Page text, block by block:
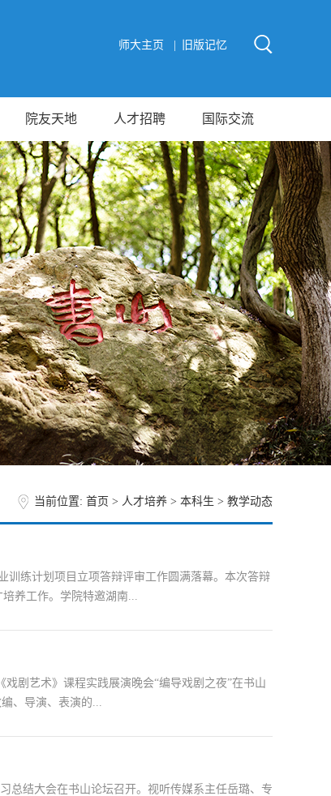
师大主页 | 旧版记忆
院友天地 人才招聘 国际交流
当前位置: 首页 > 人才培养 > 本科生 > 教学动态
训练计划项目立项答辩评审工作圆满落幕。本次答辩
养工作。学院特邀湖南...
剧艺术》课程实践展演晚会“编导戏剧之夜”在书山
、导演、表演的...
总结大会在书山论坛召开。视听传媒系主任岳璐、专